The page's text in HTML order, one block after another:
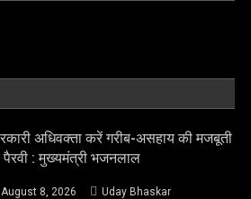
अधिवक्ता करें गरीब-असहाय की मजबूती
: मुख्यमंत्री भजनलाल
August 8, 2026 Uday Bhaskar